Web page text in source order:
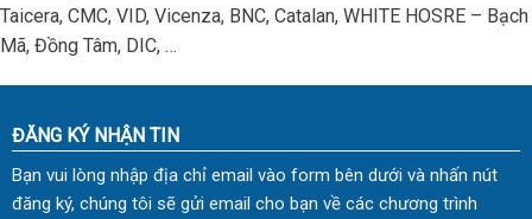
Taicera, CMC, VID, Vicenza, BNC, Catalan, WHITE HOSRE – Bạch
Mã, Đồng Tâm, DIC, …
ĐĂNG KÝ NHẬN TIN
Bạn vui lòng nhập địa chỉ email vào form bên dưới và nhấn nút
đăng ký, chúng tôi sẽ gửi email cho bạn về các chương trình